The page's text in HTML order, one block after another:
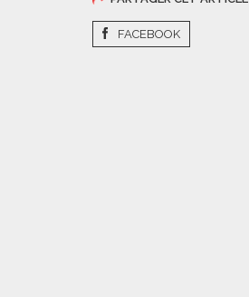
FACEBOOK